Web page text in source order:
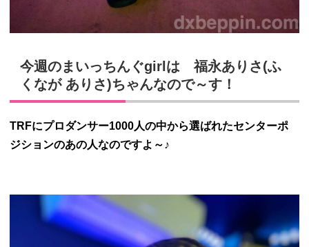
今週のまいっちんぐgirl は 福永ありさ(ふ
くなが ありさ)ちゃんなので～す！
TRFにプロダンサー1000人の中から選ばれたセンターポ
ジションのあの人なのですよ～♪